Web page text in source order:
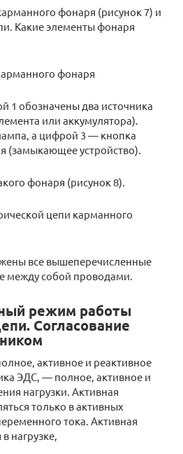
фонаря (рисунок 7) и
Какие элементы фонаря
фонаря
1 обозначены два источника
или аккумулятора).
а цифрой 3 — кнопка
(замыкающее устройство).
фонаря (рисунок 8).
цепи карманного
все вышеперечисленные
между собой проводами.
режим работы
Согласование
активное и реактивное
ЭДС, — полное, активное и
нагрузки. Активная
только в активных
тока. Активная
нагрузке,